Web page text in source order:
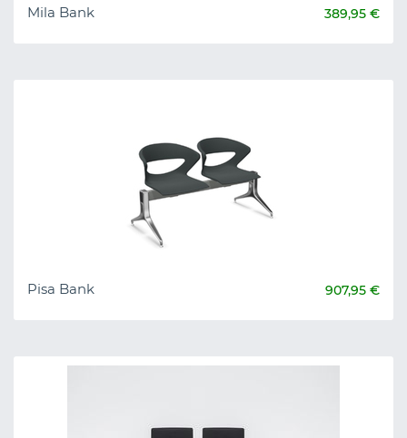
Mila Bank 389,95 €
Pisa Bank 907,95 €